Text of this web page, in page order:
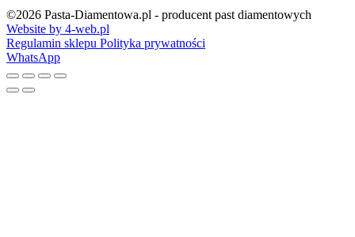
©2026 Pasta-Diamentowa.pl - producent past diamentowych
Website by 4-web.pl
Regulamin sklepu Polityka prywatności
WhatsApp